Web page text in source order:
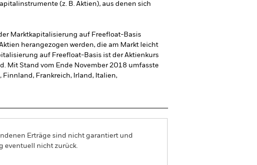
(z. B. Aktien), aus denen sich
Marktkapitalisierung auf Freefloat-Basis
herangezogen werden, die am Markt leicht
auf Freefloat-Basis ist der Aktienkurs
Mit Stand vom Ende November 2018 umfasste
Frankreich, Irland, Italien,
Erträge sind nicht garantiert und
eventuell nicht zurück.